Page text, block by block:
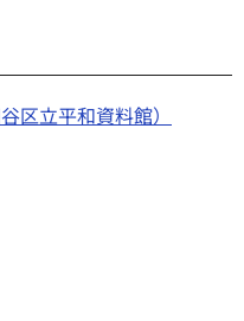
区立平和資料館）